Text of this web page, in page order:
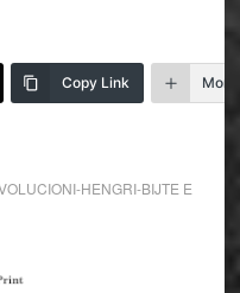
Copy Link More
HENGRI-BIJTE E